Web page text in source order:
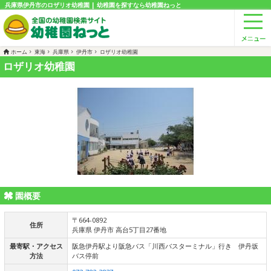
兵庫県伊丹市のロザリオ幼稚園 | 幼稚園を探すなら幼稚園ねっと
ホーム 東海 兵庫県 伊丹市 ロザリオ幼稚園
ロザリオ幼稚園
園概要
住所
〒664-0892
兵庫県 伊丹市 高台5丁目27番地
最寄駅・アクセス
方法
阪急伊丹駅より阪急バス「川西バスターミナル」行き 伊丹坂
バス停前